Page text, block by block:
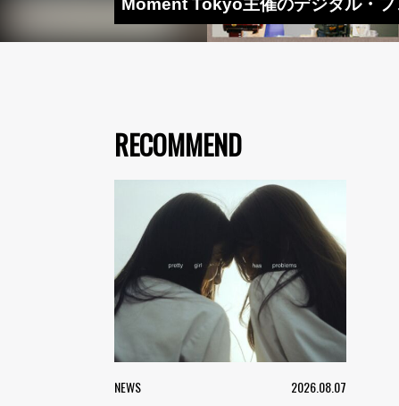
Moment Tokyo主催のデジタル・
RECOMMEND
NEWS 2026.08.07